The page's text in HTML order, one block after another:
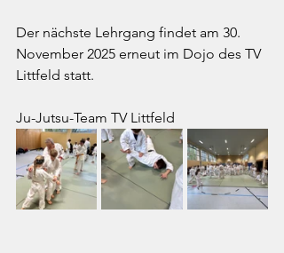
Der nächste Lehrgang findet am 30.
November 2025 erneut im Dojo des TV
Littfeld statt.
Ju-Jutsu-Team TV Littfeld